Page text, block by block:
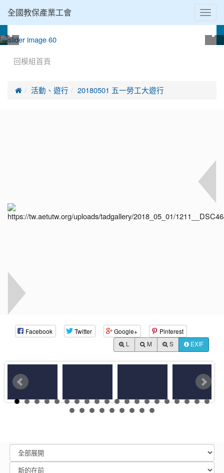
全國教保產業工會
回模組首頁
 活動、遊行 20180501 五一勞工大遊行
Facebook Twitter Google+ Pinterest
M S EXIF